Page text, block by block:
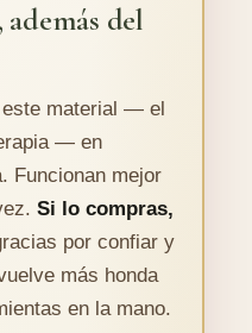
además del
este material — el
— en
Funcionan mejor
Si lo compras,
por confiar y
más honda
en la mano.